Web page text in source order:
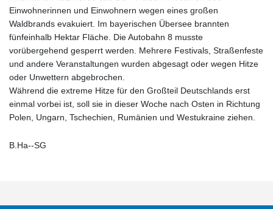
Einwohnerinnen und Einwohnern wegen eines großen
Waldbrands evakuiert. Im bayerischen Übersee brannten
fünfeinhalb Hektar Fläche. Die Autobahn 8 musste
vorübergehend gesperrt werden. Mehrere Festivals, Straßenfeste
und andere Veranstaltungen wurden abgesagt oder wegen Hitze
oder Unwettern abgebrochen.
Während die extreme Hitze für den Großteil Deutschlands erst
einmal vorbei ist, soll sie in dieser Woche nach Osten in Richtung
Polen, Ungarn, Tschechien, Rumänien und Westukraine ziehen.
B.Ha--SG